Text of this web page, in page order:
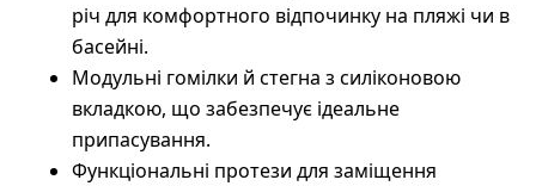
річ для комфортного відпочинку на пляжі чи в
басейні.
Модульні гомілки й стегна з силіконовою
вкладкою, що забезпечує ідеальне
припасування.
Функціональні протези для заміщення